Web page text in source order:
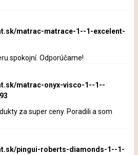
matrac-matrace-1--1-excelent-
spokojní. Odporúčame!
matrac-onyx-visco-1--1--
za super ceny. Poradili a som
pingui-roberts-diamonds-1--1-